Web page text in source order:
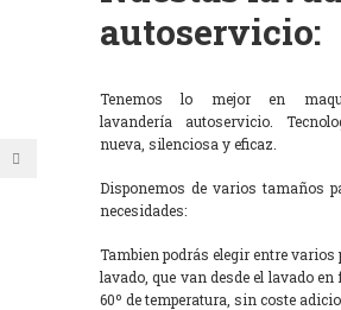
autoservicio:
Tenemos lo mejor en
lavandería autoservicio.
nueva, silenciosa y eficaz.
Disponemos de varios tamaños
necesidades:
Tambien podrás elegir entre varios
lavado, que van desde el lavado
60º de temperatura, sin coste